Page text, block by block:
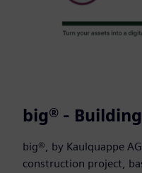
big® -
big®, by Kaulquappe
construction project,